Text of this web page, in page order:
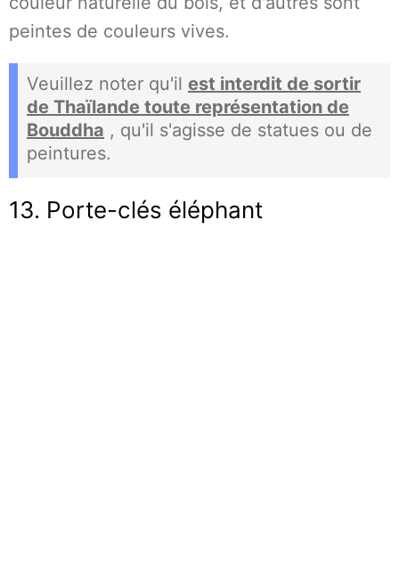
peintes de couleurs vives.
Veuillez noter qu'il est interdit de sortir
de Thaïlande toute représentation de
Bouddha , qu'il s'agisse de statues ou de
peintures.
13. Porte-clés éléphant